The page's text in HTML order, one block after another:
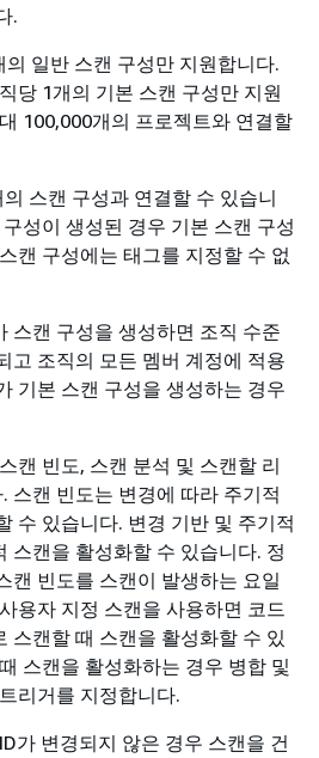
.
일반 스캔 구성만 지원합니다.
당 1개의 기본 스캔 구성만 지원
100,000개의 프로젝트와 연결할
스캔 구성과 연결할 수 있습니
성이 생성된 경우 기본 스캔 구성
캔 구성에는 태그를 지정할 수 없
스캔 구성을 생성하면 조직 수준
고 조직의 모든 멤버 계정에 적용
기본 스캔 구성을 생성하는 경우
캔 빈도, 스캔 분석 및 스캔할 리
스캔 빈도는 변경에 따라 주기적
수 있습니다. 변경 기반 및 주기적
스캔을 활성화할 수 있습니다. 정
캔 빈도를 스캔이 발생하는 요일
용자 지정 스캔을 사용하면 코드
스캔할 때 스캔을 활성화할 수 있
스캔을 활성화하는 경우 병합 및
리거를 지정합니다.
가 변경되지 않은 경우 스캔을 건